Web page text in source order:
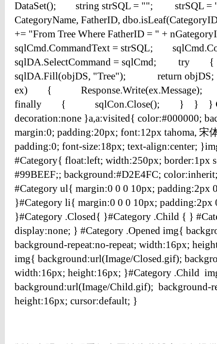
DataSet(); string strSQL = ""; strSQL =
CategoryName, FatherID,
+= "From Tree Where FatherID = " +
sqlCmd.CommandText = strSQL;
sqlDA.SelectCommand =
sqlDA.Fill(objDS, "Tree"); return
ex) {
finally { sqlCon.Close(); } } } CSS
decoration:none }a,a:visited{ color:#000000;
margin:0; padding:20px; font:12px tahoma, 宋
padding:0; font-size:18px; text-align:center;
#Category{ float:left; width:250px; border:1px
#99BEEF;; background:#D2E4FC;
#Category ul{ margin:0 0 0 10px; padding:2px
}#Category li{ margin:0 0 0 10px; padding:2px
}#Category .Closed{ }#Category .Child { }
display:none; } #Category .Opened img{
background-repeat:no-repeat; width:16px;
img{ background:url(Image/Closed.gif);
width:16px; height:16px; }#Category .Child
background:url(Image/Child.gif); background-
height:16px; cursor:default; }